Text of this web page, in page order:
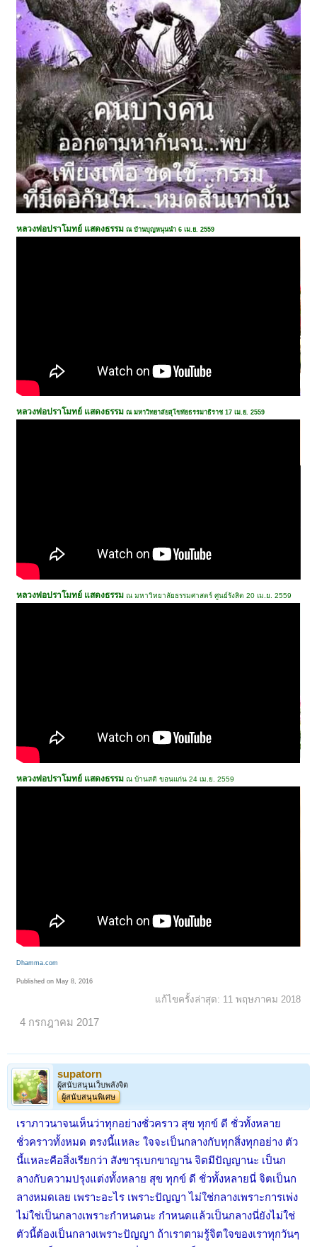
หลวงพ่อปราโมทย์ แสดงธรรมณ บ้านบุญหนุนนำ 6 เม.ย. 2559
หลวงพ่อปราโมทย์ แสดงธรรมณ มหาวิทยาลัยสุโขทัยธรรมาธิราช 17 เม.ย. 2559
หลวงพ่อปราโมทย์ แสดงธรรมณ มหาวิทยาลัยธรรมศาสตร์ ศูนย์รังสิต 20 เม.ย. 2559
หลวงพ่อปราโมทย์ แสดงธรรมณ บ้านสติ ขอนแก่น 24 เม.ย. 2559
Dhamma.com
Published on May 8, 2016
แก้ไขครั้งล่าสุด: 11 พฤษภาคม 2018
4 กรกฎาคม 2017
supatorn
ผู้สนับสนุนเว็บพลังจิต
ผู้สนับสนุนพิเศษ
เราภาวนาจนเห็นว่าทุกอย่างชั่วคราว สุข ทุกข์ ดี ชั่วทั้งหลาย
ชั่วคราวทั้งหมด ตรงนี้แหละ ใจจะเป็นกลางกับทุกสิ่งทุกอย่าง ตัว
นี้แหละคือสิ่งเรียกว่า สังขารุเบกขาญาน จิตมีปัญญานะ เป็นก
ลางกับความปรุงแต่งทั้งหลาย สุข ทุกข์ ดี ชั่วทั้งหลายนี่ จิตเป็นก
ลางหมดเลย เพราะอะไร เพราะปัญญา ไม่ใช่กลางเพราะการเพ่ง
ไม่ใช่เป็นกลางเพราะกำหนดนะ กำหนดแล้วเป็นกลางนี่ยังไม่ใช่
ตัวนี้ต้องเป็นกลางเพราะปัญญา ถ้าเราตามรู้จิตใจของเราทุกวันๆ